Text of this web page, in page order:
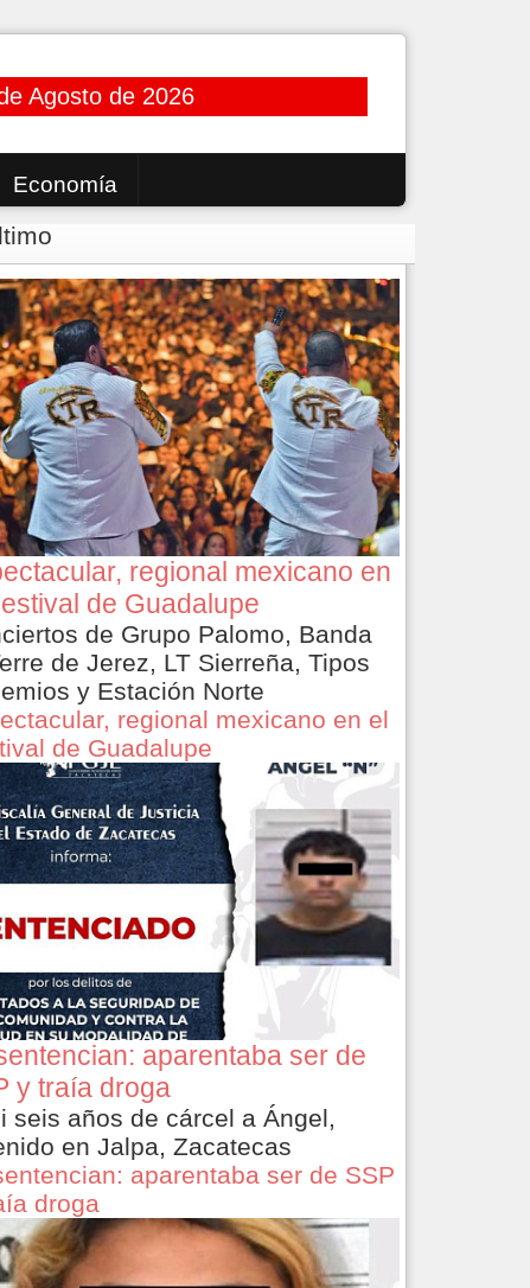
Agosto de 2026
Economía
regional mexicano en
de Guadalupe
de Grupo Palomo, Banda
de Jerez, LT Sierreña, Tipos
y Estación Norte
regional mexicano en el
de Guadalupe
aparentaba ser de
y traía droga
seis años de cárcel a Ángel,
en Jalpa, Zacatecas
aparentaba ser de SSP
droga